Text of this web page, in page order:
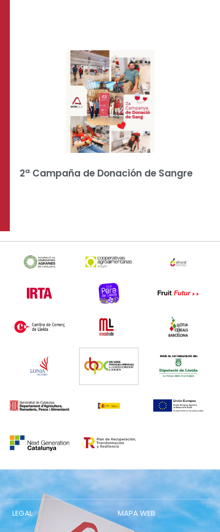
2ª Campaña de Donación de Sangre
LEGAL MAPA WEB